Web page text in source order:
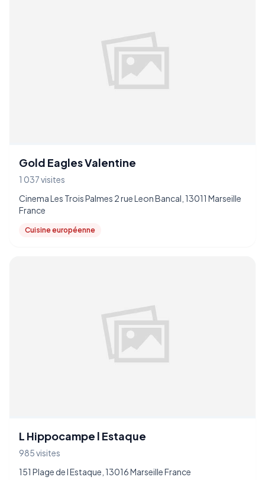
Gold Eagles Valentine
1 037 visites
Cinema Les Trois Palmes 2 rue Leon Bancal, 13011 Marseille
France
Cuisine européenne
L Hippocampe l Estaque
985 visites
151 Plage de l Estaque, 13016 Marseille France